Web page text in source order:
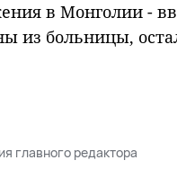
в Монголии -
из больницы,
главного редактора